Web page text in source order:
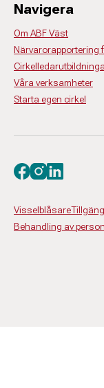
Navigera
Om ABF Väst
Närvarorapportering
Våra verksamheter
Starta egen cirkel
Visselblåsare
Behandling av
Besök oss på
Besök oss på
Besök oss